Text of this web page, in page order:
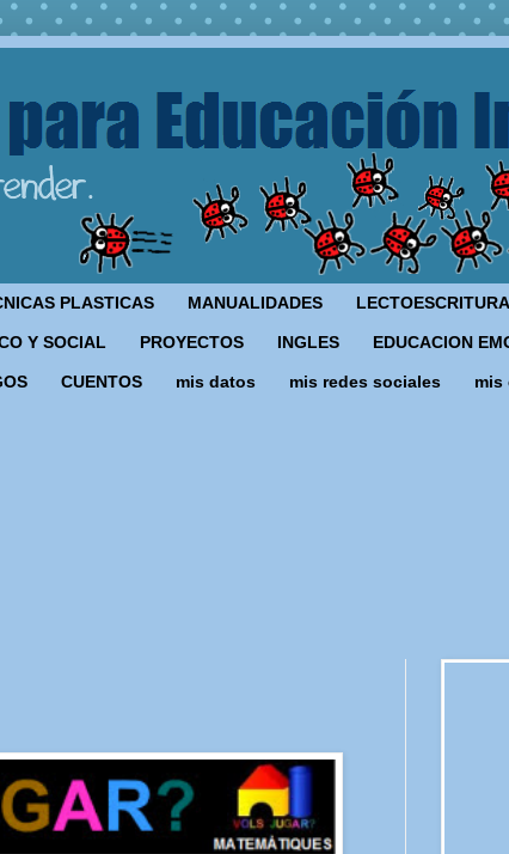
PLASTICAS MANUALIDADES LECTOESCRITURA
Y SOCIAL PROYECTOS INGLES EDUCACION
CUENTOS mis datos mis redes sociales mis